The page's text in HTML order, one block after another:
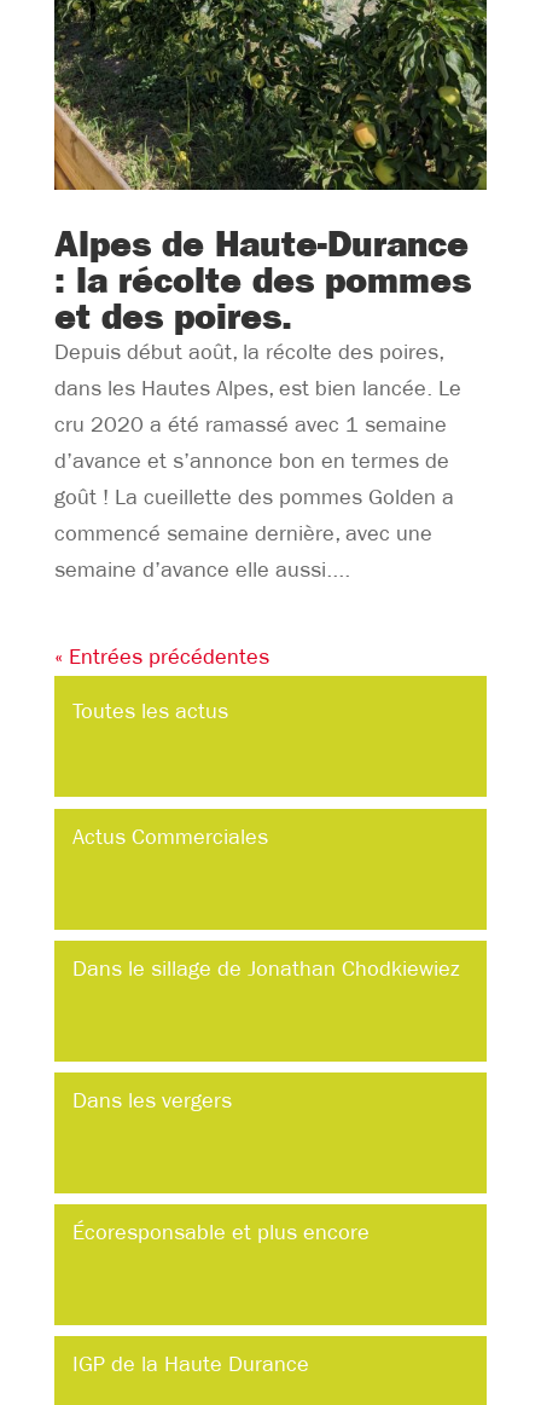
Alpes de Haute-Durance
: la récolte des pommes
et des poires.
Depuis début août, la récolte des poires,
dans les Hautes Alpes, est bien lancée. Le
cru 2020 a été ramassé avec 1 semaine
d’avance et s’annonce bon en termes de
goût ! La cueillette des pommes Golden a
commencé semaine dernière, avec une
semaine d’avance elle aussi....
« Entrées précédentes
Toutes les actus
Actus Commerciales
Dans le sillage de Jonathan Chodkiewiez
Dans les vergers
Écoresponsable et plus encore
IGP de la Haute Durance